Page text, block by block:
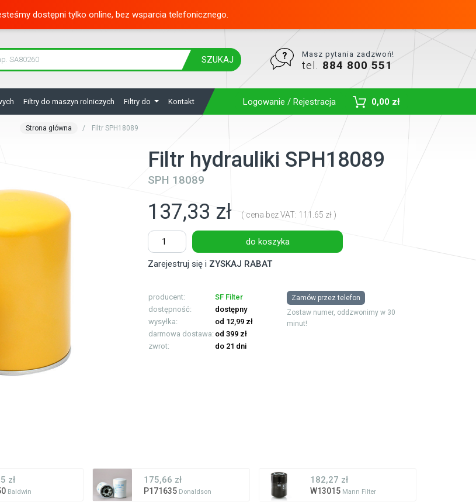
dostępni tylko online, bez wsparcia telefonicznego.
SZUKAJ
Masz pytania zadzwoń!
tel. 884 800 551
Filtry do maszyn rolniczych Filtry do Kontakt Logowanie / Rejestracja 0,00 zł
Strona główna Filtr SPH18089
Filtr hydrauliki SPH18089
SPH 18089
137,33 zł ( cena bez VAT: 111.65 zł )
do koszyka
Zarejestruj się i ZYSKAJ RABAT
producent:
SF Filter
dostępność:
dostępny
wysyłka:
od 12,99 zł
darmowa dostawa: od 399 zł
zwrot:
do 21 dni
Zamów przez telefon
Zostaw numer, oddzwonimy w 30
minut!
zł
Baldwin
175,66 zł
P171635 Donaldson
182,27 zł
W13015 Mann Filter